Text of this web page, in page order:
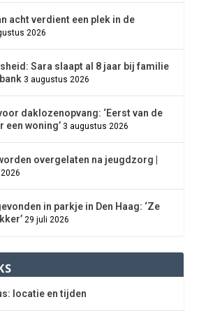
acht verdient een plek in de
2026
Sara slaapt al 8 jaar bij familie
3 augustus 2026
daklozenopvang: ‘Eerst van de
een woning’ 3 augustus 2026
overgelaten na jeugdzorg |
in parkje in Den Haag: ‘Ze
29 juli 2026
locatie en tijden